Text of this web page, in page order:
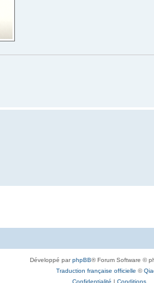
Développé parphpBB® Forum Software ©
Traduction française officielle ©
Confidentialité | Conditions